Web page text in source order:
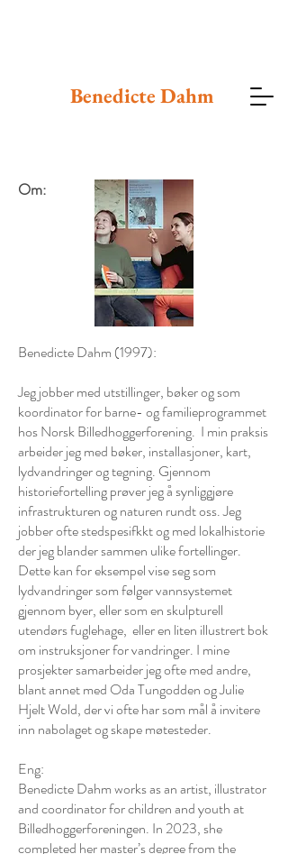
Benedicte Dahm
Om:
Benedicte Dahm (1997):
Jeg jobber med utstillinger, bøker og som
koordinator for barne- og familieprogrammet
hos Norsk Billedhoggerforening. I min praksis
arbeider jeg med bøker, installasjoner, kart,
lydvandringer og tegning. Gjennom
historiefortelling prøver jeg å synliggjøre
infrastrukturen og naturen rundt oss. Jeg
jobber ofte stedspesifkkt og med lokalhistorie
der jeg blander sammen ulike fortellinger.
Dette kan for eksempel vise seg som
lydvandringer som følger vannsystemet
gjennom byer, eller som en skulpturell
utendørs fuglehage, eller en liten illustrert bok
om instruksjoner for vandringer. I mine
prosjekter samarbeider jeg ofte med andre,
blant annet med Oda Tungodden og Julie
Hjelt Wold, der vi ofte har som mål å invitere
inn nabolaget og skape møtesteder.
Eng:
Benedicte Dahm works as an artist, illustrator
and coordinator for children and youth at
Billedhoggerforeningen. In 2023, she
completed her master’s degree from the